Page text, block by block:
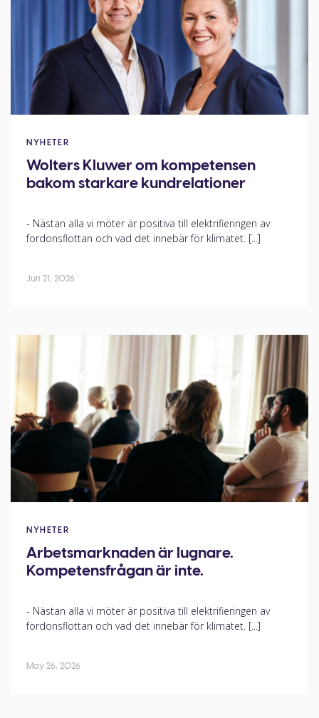
NYHETER
Wolters Kluwer om kompetensen
bakom starkare kundrelationer
- Nästan alla vi möter är positiva till elektrifieringen av
fordonsflottan och vad det innebär för klimatet. [...]
Jun 21, 2026
NYHETER
Arbetsmarknaden är lugnare.
Kompetensfrågan är inte.
- Nästan alla vi möter är positiva till elektrifieringen av
fordonsflottan och vad det innebär för klimatet. [...]
May 26, 2026